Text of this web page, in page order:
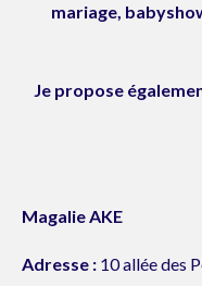
mariage,
Je propose
Magalie AKE
Adresse : 10 allée des